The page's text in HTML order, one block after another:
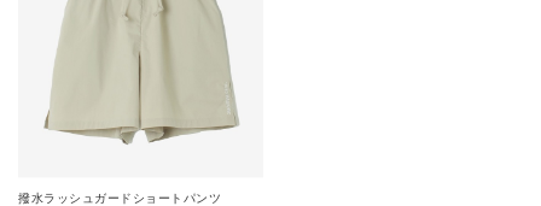
撥水ラッシュガードショートパンツ